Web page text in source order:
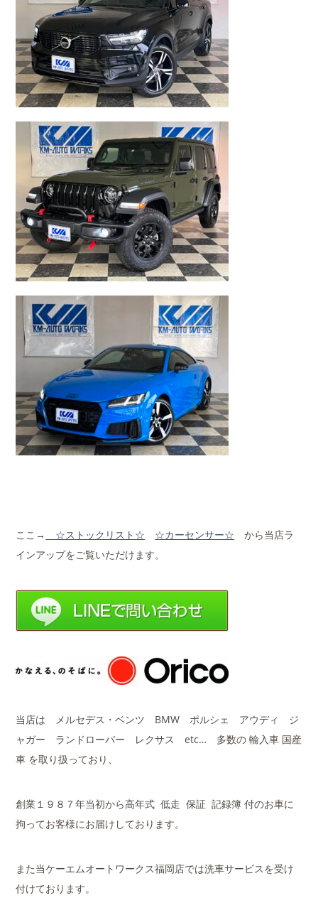
ここ→ ☆ストックリ スト☆ ☆カーセンサー☆ から当店ラ
インアップをご覧いただけます。
当店は メルセデス・ベンツ BMW ポルシェ アウディ ジ
ャガー ランドローバー レクサス etc… 多数の 輸入車 国産
車 を取り扱っており、
創業１９８７年当初から高年式 低走 保証 記録簿 付のお車に
拘ってお客様にお届けしております。
また当ケーエムオートワークス福岡店では洗車サービスを受け
付けております。